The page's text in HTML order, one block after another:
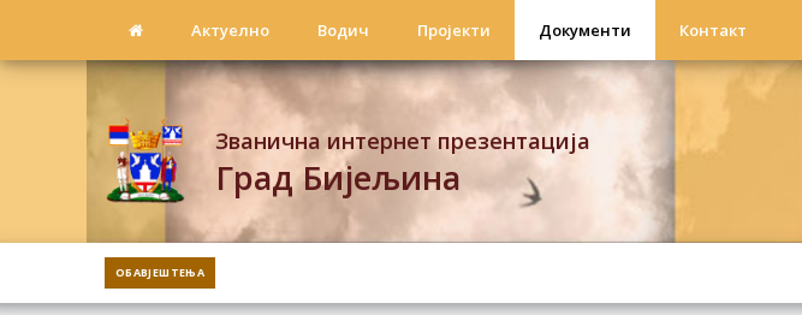
Актуелно Водич Пројекти Документи Контакт
Званична интернет презентација
Град Бијељина
ОБАВЈЕШТЕЊА